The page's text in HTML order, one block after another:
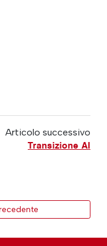
Articolo successivo
Transizione AI